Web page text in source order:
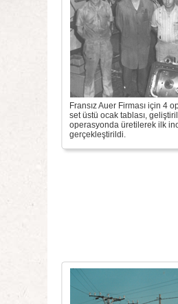
Fransız Auer Firması için 4
set üstü ocak tablası,
operasyonda üretilerek ilk
gerçekleştirildi.